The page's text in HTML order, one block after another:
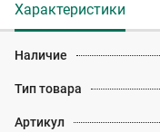
Характеристики
Наличие
Тип товара
Артикул